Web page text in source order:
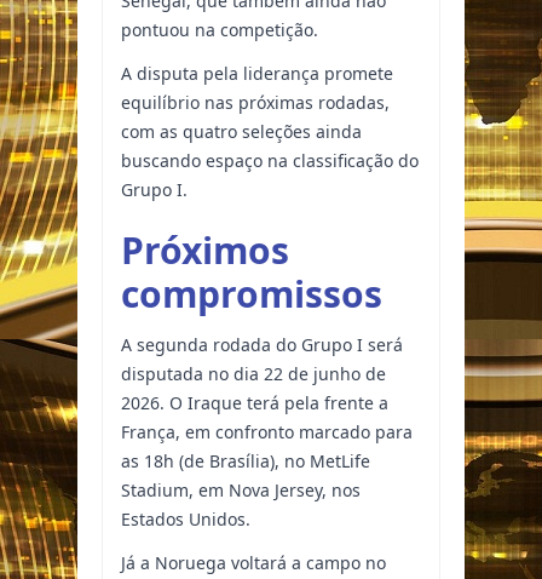
pontuou na competição.
A disputa pela liderança promete
equilíbrio nas próximas rodadas,
com as quatro seleções ainda
buscando espaço na classificação do
Grupo I.
Próximos
compromissos
A segunda rodada do Grupo I será
disputada no dia 22 de junho de
2026. O Iraque terá pela frente a
França, em confronto marcado para
as 18h (de Brasília), no MetLife
Stadium, em Nova Jersey, nos
Estados Unidos.
Já a Noruega voltará a campo no